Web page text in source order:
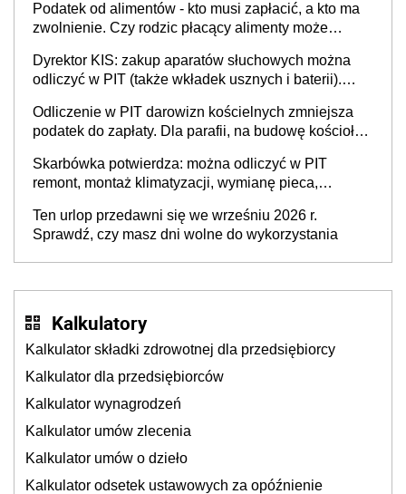
Podatek od alimentów - kto musi zapłacić, a kto ma
zwolnienie. Czy rodzic płacący alimenty może
Dyrektor KIS: zakup aparatów słuchowych można
odliczyć w PIT (także wkładek usznych i baterii).
niepełnosprawność
Odliczenie w PIT darowizn kościelnych zmniejsza
podatek do zapłaty. Dla parafii, na budowę kościoła,
religijny
Skarbówka potwierdza: można odliczyć w PIT
remont, montaż klimatyzacji, wymianę pieca,
przystosowania mieszkania dla potrzeb
niepełnosprawnego
Ten urlop przedawni się we wrześniu 2026 r.
Sprawdź, czy masz dni wolne do wykorzystania
Kalkulatory
Kalkulator składki zdrowotnej dla przedsiębiorcy
Kalkulator dla przedsiębiorców
Kalkulator wynagrodzeń
Kalkulator umów zlecenia
Kalkulator umów o dzieło
Kalkulator odsetek ustawowych za opóźnienie